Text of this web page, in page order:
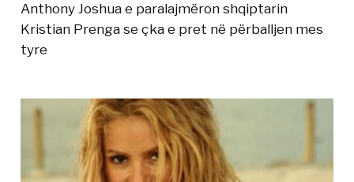
Anthony Joshua e paralajmëron shqiptarin
Kristian Prenga se çka e pret në përballjen mes
tyre